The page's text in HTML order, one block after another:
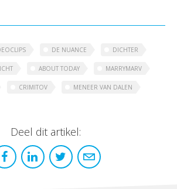
DE NUANCE DICHTER
ABOUT TODAY MARRYMARV
CRIMITOV MENEER VAN DALEN
Deel dit artikel: